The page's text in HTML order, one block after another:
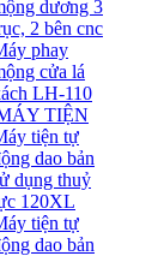
dương 3
2 bên cnc
phay
cửa lá
LH-110
TIỆN
tiện tự
dao bản
dụng thuỷ
120XL
tiện tự
dao bản